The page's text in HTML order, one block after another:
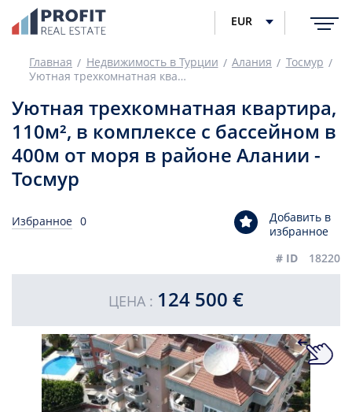
EUR
Главная Недвижимость в Турции Алания
Тосмур
Уютная трехкомнатная квартира, 110м², в комплексе с бассейном в 400м от моря в районе Алании - Тосмур
Уютная трехкомнатная квартира,
110м², в комплексе с бассейном в
400м от моря в районе Алании -
Тосмур
Избранное 0
Добавить в
избранное
# ID
18220
ЦЕНА : 124 500 €